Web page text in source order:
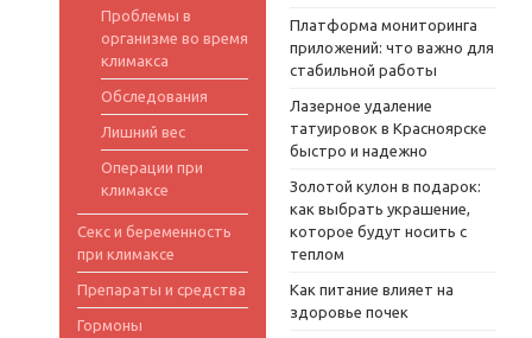
Проблемы в
организме во время
климакса
Обследования
Лишний вес
Операции при
климаксе
Секс и беременность
при климаксе
Препараты и средства
Гормоны
Платформа мониторинга
приложений: что важно для
стабильной работы
Лазерное удаление
татуировок в Красноярске
быстро и надежно
Золотой кулон в подарок:
как выбрать украшение,
которое будут носить с
теплом
Как питание влияет на
здоровье почек